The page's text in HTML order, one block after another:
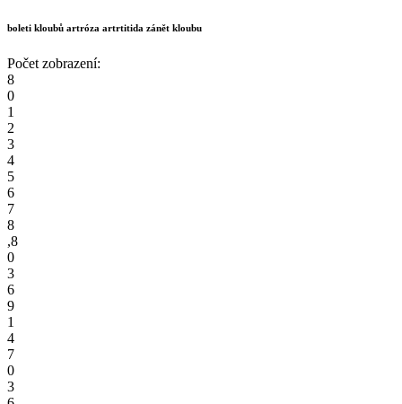
boleti kloubů artróza artrtitida zánět kloubu
Počet zobrazení:
8
0
1
2
3
4
5
6
7
8
,8
0
3
6
9
1
4
7
0
3